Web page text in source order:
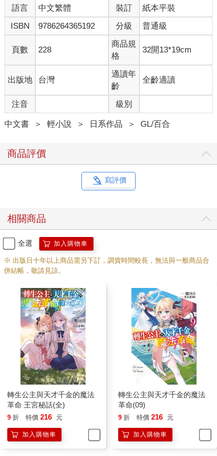
語言 中文繁體 裝訂
紙本平裝
ISBN
9786264365192 分級 普通級
頁數 228
商品規
格
32開13*19cm
出版地 台灣
適讀年
齡
全齡適讀
注音 級別
中文書 ＞ 輕小說 ＞ 日系作品 ＞ GL/百合
商品評價
寫評價
相關商品
全選 加入購物車
※ 出版日十年以上商品需另下訂，調貨時間較長，無法與一般商品合
併結帳，敬請見諒。
轉生公主與天才千金的魔法
革命 王宮秘話(全)
9 折 特價 216 元
加入購物車
轉生公主與天才千金的魔法
革命(09)
9 折 特價 216 元
加入購物車